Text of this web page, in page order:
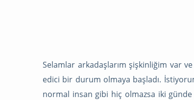
Selamlar arkadaşlarım şişkinliğim var
edici bir durum olmaya başladı.
normal insan gibi hiç olmazsa iki